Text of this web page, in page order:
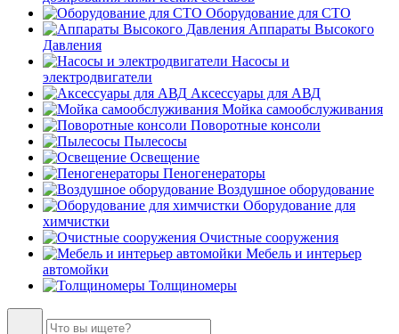
Оборудование для СТО
Аппараты Высокого
Давления
Насосы и
электродвигатели
Аксессуары для АВД
Мойка самообслуживания
Поворотные консоли
Пылесосы
Освещение
Пеногенераторы
Воздушное оборудование
Оборудование для
химчистки
Очистные сооружения
Мебель и интерьер
автомойки
Толщиномеры